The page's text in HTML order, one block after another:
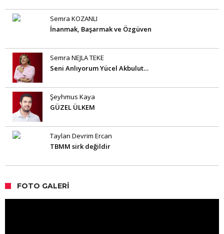
Semra KOZANLI
İnanmak, Başarmak ve Özgüven
Semra NEJLA TEKE
Seni Anlıyorum Yücel Akbulut…
Şeyhmus Kaya
GÜZEL ÜLKEM
Taylan Devrim Ercan
TBMM sirk değildir
FOTO GALERI